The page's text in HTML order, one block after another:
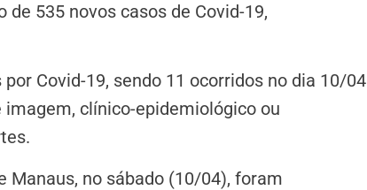
535 novos casos de Covid-19,
Covid-19, sendo 11 ocorridos no dia 10/04
clínico-epidemiológico ou
Manaus, no sábado (10/04), foram